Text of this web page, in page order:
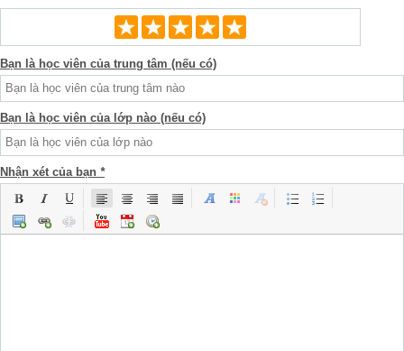
Bạn là học viên của trung tâm (nếu có)
Bạn là học viên của lớp nào (nếu có)
Nhận xét của bạn *